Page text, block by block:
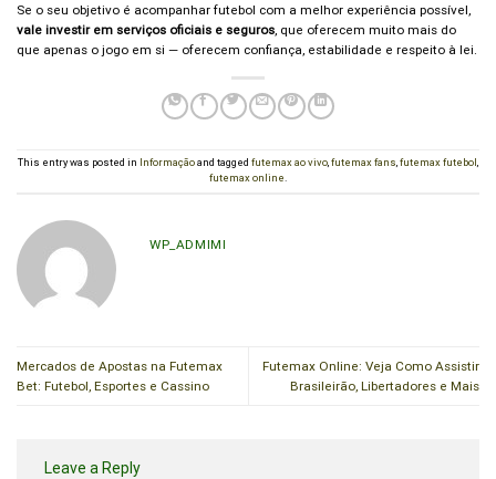
Se o seu objetivo é acompanhar futebol com a melhor experiência possível,
vale investir em serviços oficiais e seguros , que oferecem muito mais do
que apenas o jogo em si — oferecem confiança, estabilidade e respeito à lei.
This entry was posted in Informaçãoand tagged futemax ao vivo,futemax fans,futemax futebol ,
futemax online.
WP_ADMIMI
Mercados de Apostas na Futemax
Bet: Futebol, Esportes e Cassino
Futemax Online: Veja Como Assistir
Brasileirão, Libertadores e Mais
Leave a Reply